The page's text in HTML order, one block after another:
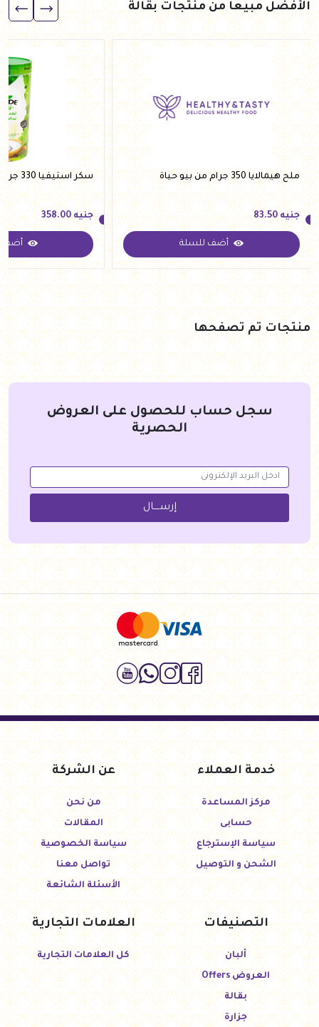
الأفضل مبيعاً من منتجات بقالة
ملح هيمالايا 350 جرام من بيو حياة
جنيه
جنيه 83.50
أضف للسلة
سكر استيفيا 330 جرام من فيردي
جنيه
جنيه 358.00
أضف
منتجات تم تصفحها
سجل حساب للحصول على العروض
الحصرية
إرســــال
خدمة العملاء
مركز المساعدة
حسابى
سياسة الإسترجاع
الشحن و التوصيل
عن الشركة
من نحن
المقالات
سياسة الخصوصية
تواصل معنا
الأسئلة الشائعة
التصنيفات
ألبان
العروض Offers
بقالة
جزارة
العلامات التجارية
كل العلامات التجارية